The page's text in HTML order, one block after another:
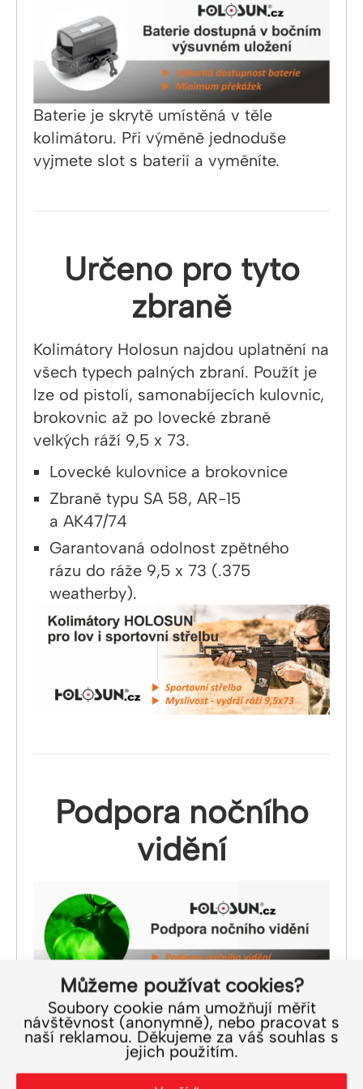
Můžeme používat cookies?
Soubory cookie nám umožňují měřit
návštěvnost (anonymně), nebo pracovat s
naší reklamou. Děkujeme za váš souhlas s
jejich použitím.
Baterie je skrytě umístěná v těle
kolimátoru. Při výměně jednoduše
vyjmete slot s baterií a vyměníte.
Určeno pro tyto
zbraně
Kolimátory Holosun najdou uplatnění na
všech typech palných zbraní. Použít je
lze od pistolí, samonabíjecích kulovnic,
brokovnic až po lovecké zbraně
velkých ráží 9,5 x 73.
Lovecké kulovnice a brokovnice
Zbraně typu SA 58, AR-15
a AK47/74
Garantovaná odolnost zpětného
rázu do ráže 9,5 x 73 (.375
weatherby).
Podpora nočního
vidění
Kolimátory HOLOSUNjsou kompatibilní
s přístroji pro noční vidění. Pro případ
použití nočního vidění je kolimátor
vybaveny2 úrovněmi intenzity, které